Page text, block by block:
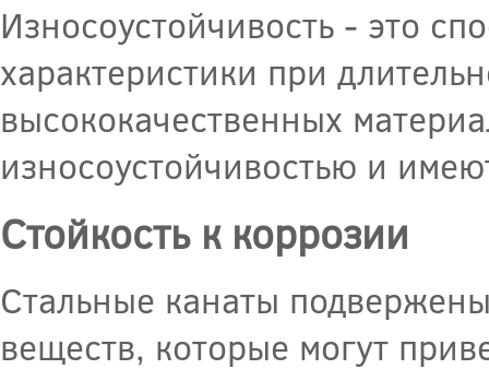
Износоустойчивость - это
характеристики при
высококачественных
износоустойчивостью и
Стойкость к коррозии
Стальные канаты
веществ, которые могут